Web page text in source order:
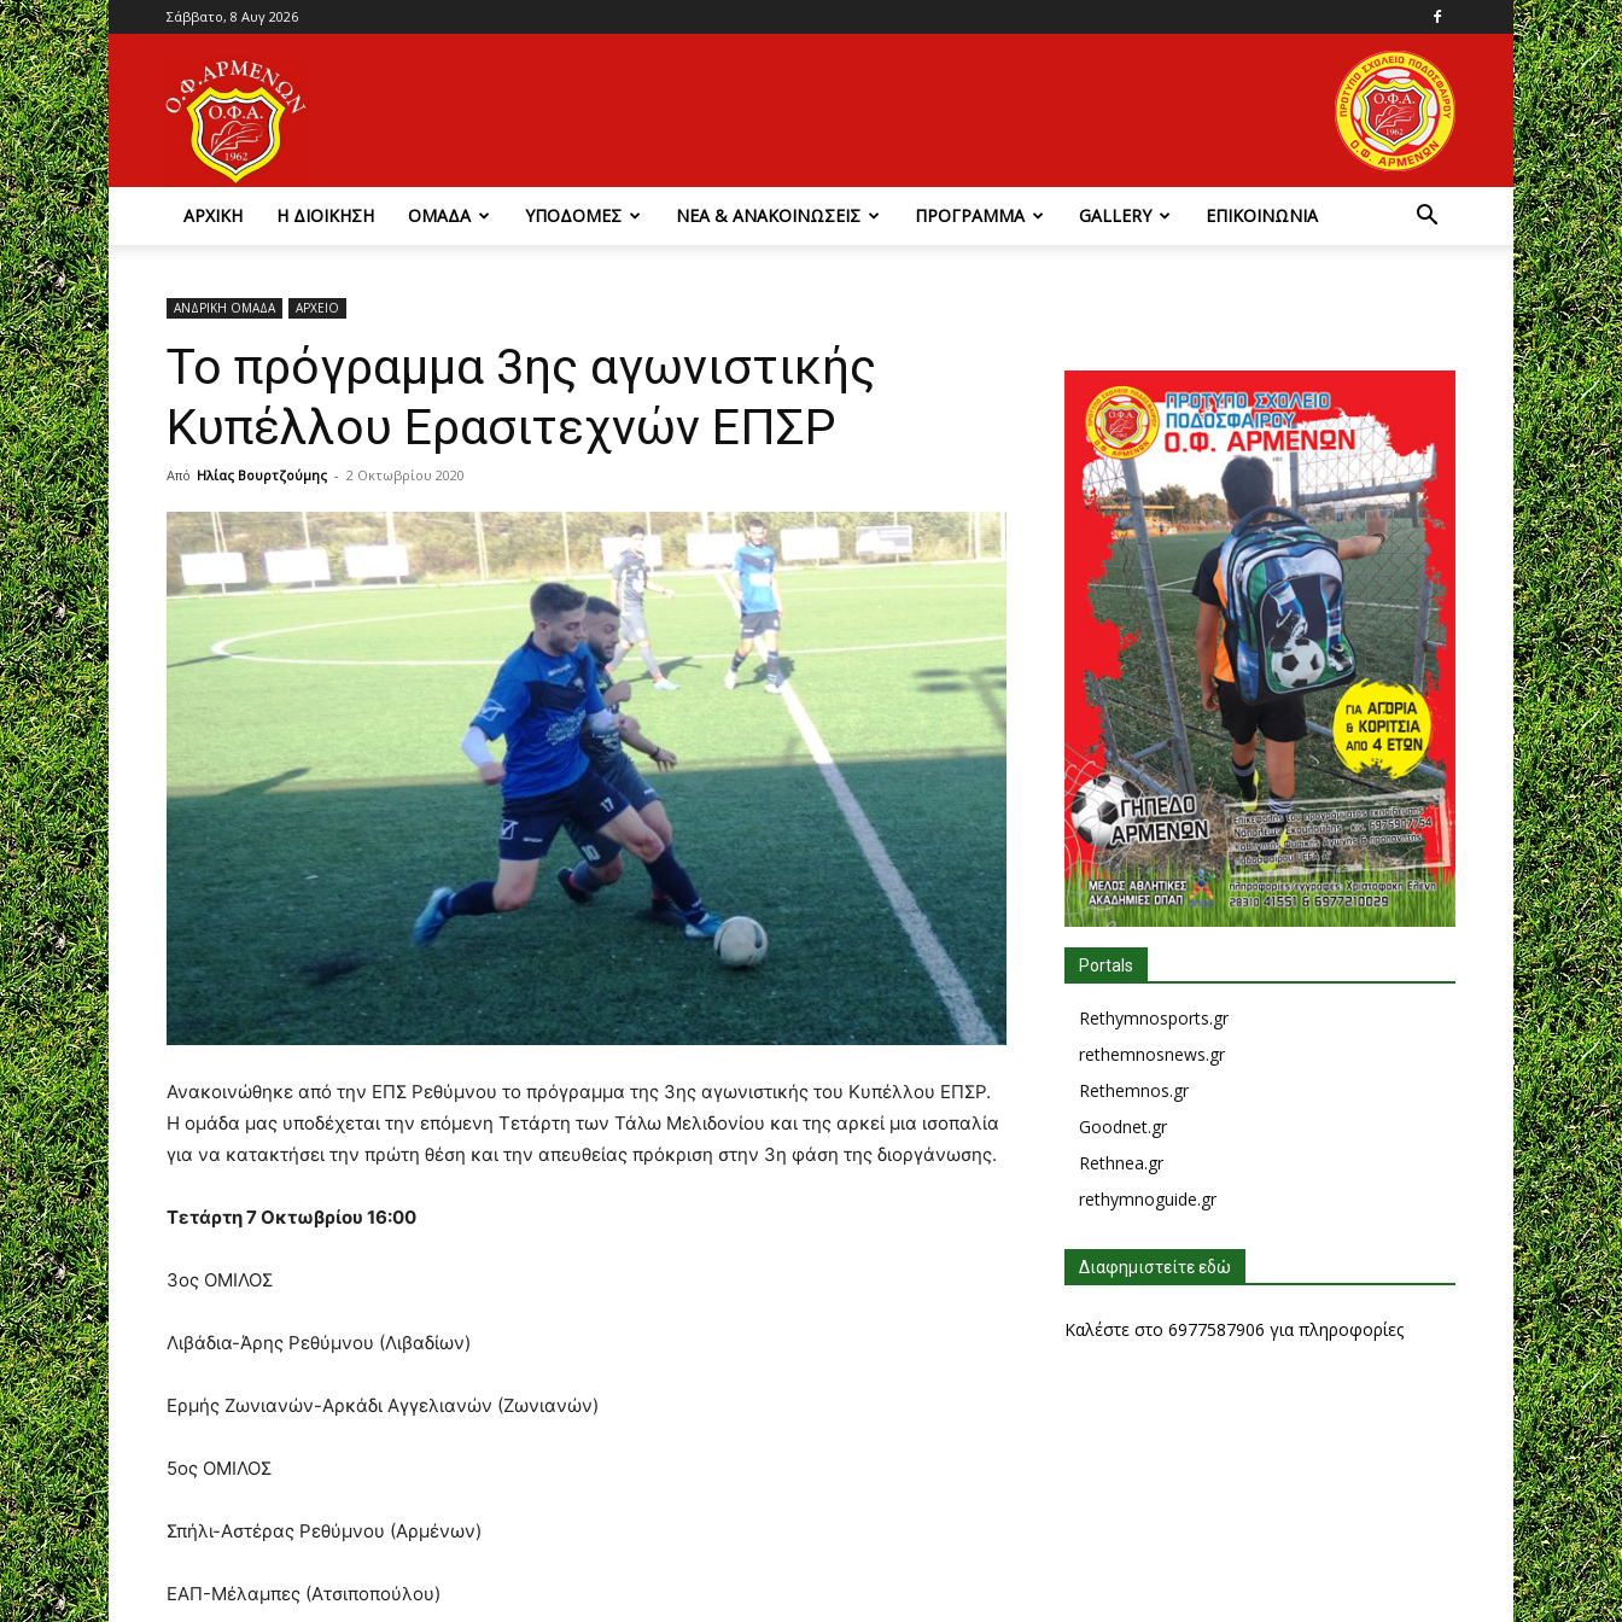
Σάββατο, 8 Αυγ 2026
ΑΡΧΙΚΗ Η ΔΙΟΙΚΗΣΗ ΟΜΑΔΑ ΥΠΟΔΟΜΕΣ ΝΕΑ & ΑΝΑΚΟΙΝΩΣΕΙΣ ΠΡΟΓΡΑΜΜΑ GALLERY ΕΠΙΚΟΙΝΩΝΙΑ
ΑΝΔΡΙΚΗ ΟΜΑΔΑ ΑΡΧΕΙΟ
Το πρόγραμμα 3ης αγωνιστικής
Κυπέλλου Ερασιτεχνών ΕΠΣΡ
Από Ηλίας Βουρτζούμης - 2 Οκτωβρίου 2020
Ανακοινώθηκε από την ΕΠΣ Ρεθύμνου το πρόγραμμα της 3ης αγωνιστικής του Κυπέλλου ΕΠΣΡ.
Η ομάδα μας υποδέχεται την επόμενη Τετάρτη των Τάλω Μελιδονίου και της αρκεί μια ισοπαλία
για να κατακτήσει την πρώτη θέση και την απευθείας πρόκριση στην 3η φάση της διοργάνωσης.
Τετάρτη 7 Οκτωβρίου 16:00
3ος ΟΜΙΛΟΣ
Λιβάδια-Άρης Ρεθύμνου (Λιβαδίων)
Ερμής Ζωνιανών-Αρκάδι Αγγελιανών (Ζωνιανών)
5ος ΟΜΙΛΟΣ
Σπήλι-Αστέρας Ρεθύμνου (Αρμένων)
ΕΑΠ-Μέλαμπες (Ατσιποπούλου)
Portals
Rethymnosports.gr
rethemnosnews.gr
Rethemnos.gr
Goodnet.gr
Rethnea.gr
rethymnoguide.gr
Διαφημιστείτε εδώ
Καλέστε στο 6977587906 για πληροφορίες